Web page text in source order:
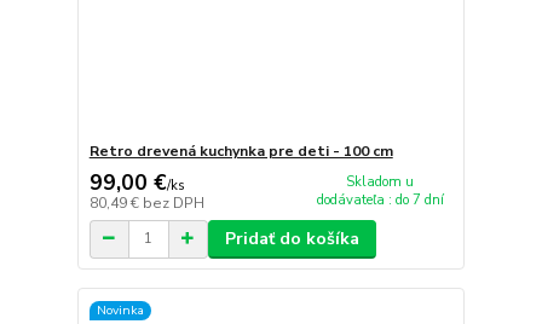
Retro drevená kuchynka pre deti - 100 cm
99,00 €/ks
80,49 € bez DPH
Skladom u
dodávateľa : do 7 dní
Pridať do košíka
Novinka